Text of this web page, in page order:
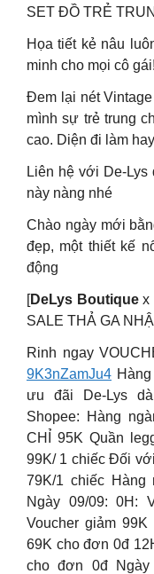
SET ĐỒ TRẺ
Họa tiết kẻ nâu
minh cho mọi cô gái!
Đem lại nét
mình sự trẻ trung
cao. Diện đi làm
Liên hệ với De-
này nàng nhé
Chào ngày mới
đẹp, một thiết kế
động
[DeLys Boutiquex
SALE THẢ GA
Rinh ngay
9K3nZamJu4
ưu đãi De-Lys
Shopee: Hàng
CHỈ 95K Quần
99K/ 1 chiếc Đối
79K/1 chiếc Hàng
Ngày 09/09: 0H:
Voucher giảm
69K cho đơn 0đ
cho đơn 0đ